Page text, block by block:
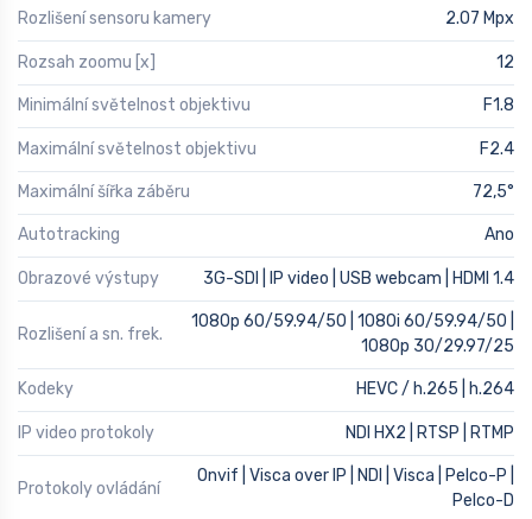
Rozlišení sensoru kamery 2.07 Mpx
Rozsah zoomu [x] 12
Minimální světelnost objektivu F1.8
Maximální světelnost objektivu F2.4
Maximální šířka záběru 72,5°
Autotracking Ano
Obrazové výstupy 3G-SDI | IP video | USB webcam | HDMI 1.4
Rozlišení a sn. frek.
1080p 60/59.94/50 | 1080i 60/59.94/50 |
1080p 30/29.97/25
Kodeky HEVC / h.265 | h.264
IP video protokoly NDI HX2 | RTSP | RTMP
Protokoly ovládání
Onvif | Visca over IP | NDI | Visca | Pelco-P |
Pelco-D